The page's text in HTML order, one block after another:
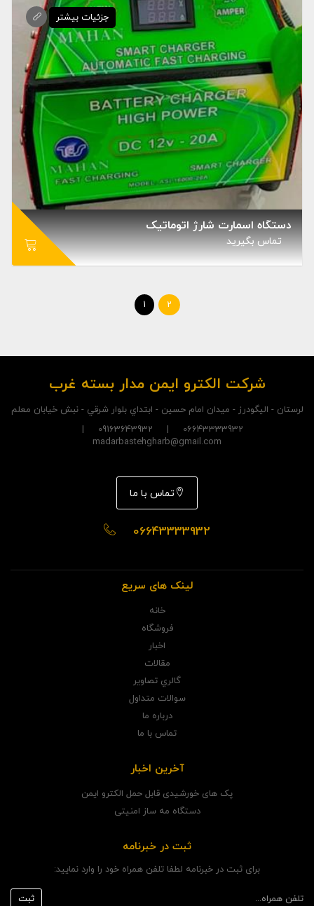
دستگاه اسمارت شارژ اتوماتیک
تماس بگيريد
1 2
شرکت الکترو ايمن مدار بسته غرب
لرستان - اليگودرز - ميدان امام حسين - ابتداي بلوار شرقي - نبش خيابان معلم
06643333932 | 09163643932 |
madarbastehgharb@gmail.com
تماس با ما
06643333932
لینک های سریع
خانه
فروشگاه
اخبار
مقالات
گالري تصاوير
سوالات متداول
درباره ما
تماس با ما
آخرین اخبار
پک های خورشیدی قابل حمل الکترو ایمن
دستگاه مه ساز امنیتی
ثبت در خبرنامه
برای ثبت در خبرنامه لطفا تلفن همراه خود را وارد نمایید: